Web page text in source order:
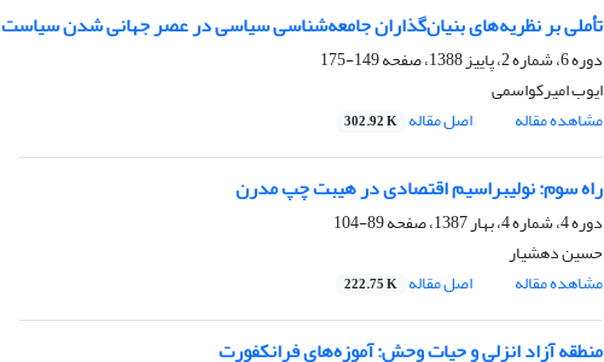
تأملی بر نظریه‌های بنیان‌گذاران جامعه‌شناسی سیاسی در عصر جهانی شدن سیاست
دوره 6، شماره 2، پاییز 1388، صفحه
149-175
ایوب امیرکواسمی
مشاهده مقاله
اصل مقاله 302.92 K
راه سوم: نولیبراسیم اقتصادی در هیبت چپ مدرن
دوره 4، شماره 4، بهار 1387، صفحه
89-104
حسین دهشیار
مشاهده مقاله
اصل مقاله 222.75 K
منطقه آزاد انزلی و حیات وحش: آموزه‌های فرانکفورت